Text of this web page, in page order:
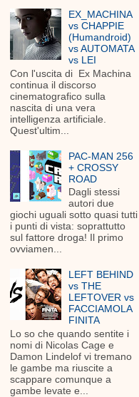
EX_MACHINA
vs CHAPPIE
(Humandroid)
vs AUTOMATA
vs LEI
Con l'uscita di Ex Machina
continua il discorso
cinematografico sulla
nascita di una vera
intelligenza artificiale.
Quest'ultim...
PAC-MAN 256
+ CROSSY
ROAD
Dagli stessi
autori due
giochi uguali sotto quasi tutti
i punti di vista: soprattutto
sul fattore droga! Il primo
ovviamen...
LEFT BEHIND
vs THE
LEFTOVER vs
FACCIAMOLA
FINITA
Lo so che quando sentite i
nomi di Nicolas Cage e
Damon Lindelof vi tremano
le gambe ma riuscite a
scappare comunque a
gambe levate e...